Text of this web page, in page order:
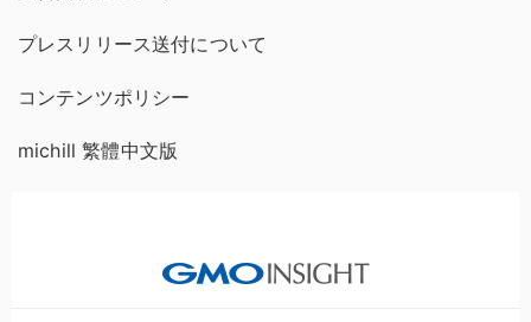
プレスリリース送付について
コンテンツポリシー
michill 繁體中文版